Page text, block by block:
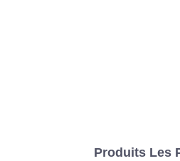
Produits Les